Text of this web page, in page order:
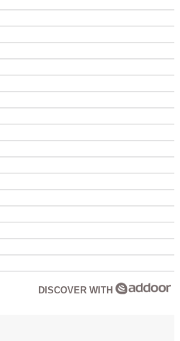
DISCOVER WITH